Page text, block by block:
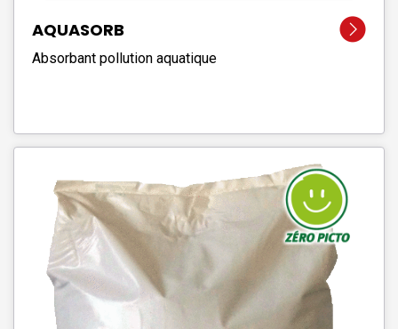
AQUASORB
Absorbant pollution aquatique